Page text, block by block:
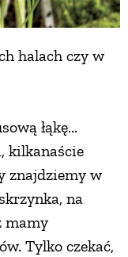
halach czy w
łąkę...
kilkanaście
znajdziemy w
na
mamy
Tylko czekać,